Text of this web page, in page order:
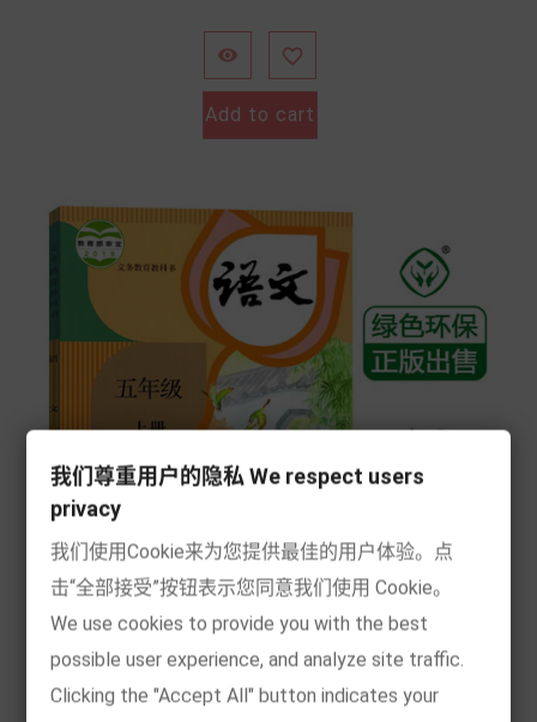
 
Add to cart
[现货] 语文 五年级上册 人教版 教科书 小学课本
我们尊重用户的隐私 We respect users
privacy
我们使用Cookie来为您提供最佳的用户体验。点
击“全部接受”按钮表示您同意我们使用 Cookie。
We use cookies to provide you with the best
possible user experience, and analyze site traffic.
Clicking the "Accept All" button indicates your